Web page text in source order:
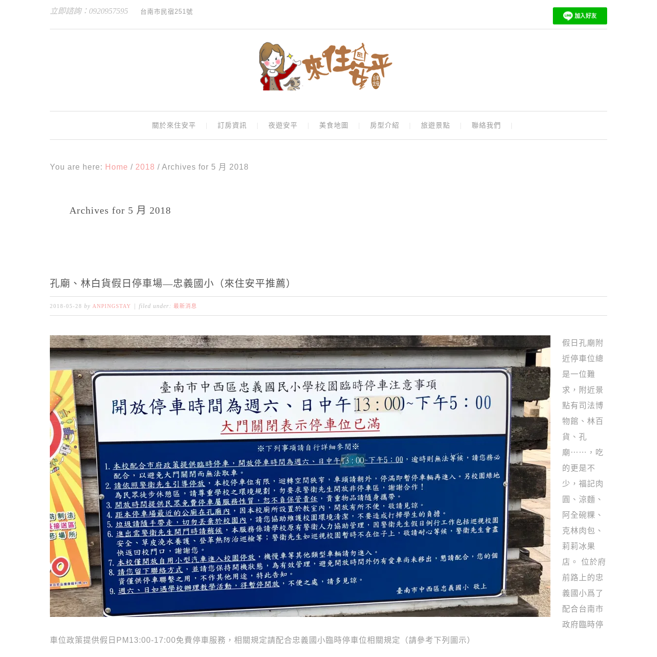
立即諮詢：0920957595 台南市民宿251號
關於來住安平 訂房資訊 夜遊安平 美食地圖 房型介紹 旅遊景點 聯絡我們
You are here: Home / 2018 / Archives for 5 月 2018
Archives for 5 月 2018
孔廟、林白貨假日停車場—忠義國小（來住安平推薦）
2018-05-28 by ANPINGSTAY filed under: 最新消息
假日孔廟附
近停車位總
是一位難
求，附近景
點有司法博
物館、林百
貨、孔
廟⋯⋯，吃
的更是不
少，福記肉
圓、涼麵、
阿全碗粿、
克林肉包、
莉莉冰果
店。 位於府
前路上的忠
義國小爲了
配合台南市
政府臨時停
車位政策提供假日PM13:00-17:00免費停車服務，相關規定請配合忠義國小臨時停車位相關規定（請參考下列圖示）